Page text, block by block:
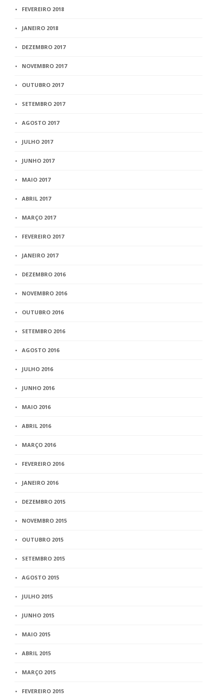
FEVEREIRO 2018
JANEIRO 2018
DEZEMBRO 2017
NOVEMBRO 2017
OUTUBRO 2017
SETEMBRO 2017
AGOSTO 2017
JULHO 2017
JUNHO 2017
MAIO 2017
ABRIL 2017
MARÇO 2017
FEVEREIRO 2017
JANEIRO 2017
DEZEMBRO 2016
NOVEMBRO 2016
OUTUBRO 2016
SETEMBRO 2016
AGOSTO 2016
JULHO 2016
JUNHO 2016
MAIO 2016
ABRIL 2016
MARÇO 2016
FEVEREIRO 2016
JANEIRO 2016
DEZEMBRO 2015
NOVEMBRO 2015
OUTUBRO 2015
SETEMBRO 2015
AGOSTO 2015
JULHO 2015
JUNHO 2015
MAIO 2015
ABRIL 2015
MARÇO 2015
FEVEREIRO 2015